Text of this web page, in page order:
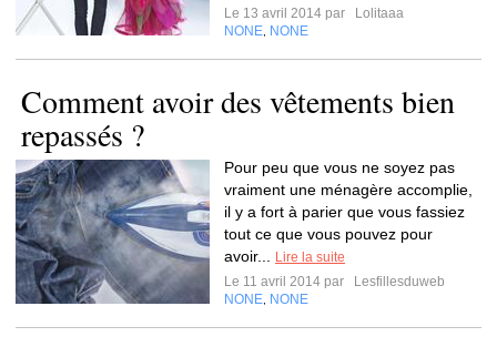
Le 13 avril 2014 par
Lolitaaa
NONE NONE
Comment avoir des vêtements bien
repassés ?
Pour peu que vous ne soyez pas
vraiment une ménagère accomplie,
il y a fort à parier que vous fassiez
tout ce que vous pouvez pour
avoir...
Lire la suite
Le 11 avril 2014 par
Lesfillesduweb
NONE NONE